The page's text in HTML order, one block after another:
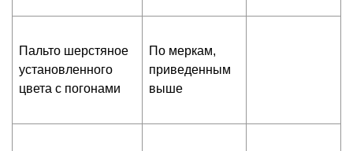
Пальто шерстяное
установленного
цвета с погонами
По меркам,
приведенным
выше